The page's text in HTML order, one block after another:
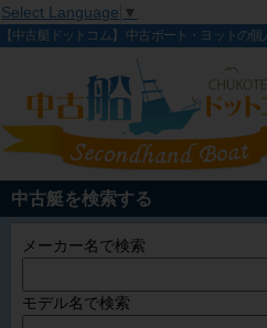
Select Language ▼
【中古艇ドットコム】 中古ボート・ヨットの個
中古艇を検索する
メーカー名で検索
モデル名で検索